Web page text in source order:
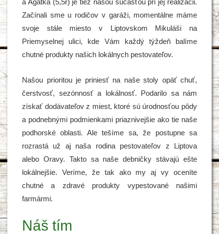
a Agátka (5,5r) je tiež našou súčasťou pri jej realizácii.
Začínali sme u rodičov v garáži, momentálne máme
svoje stále miesto v Liptovskom Mikuláši na
Priemyselnej ulici, kde Vám každý týždeň balíme
chutné produkty našich lokálnych pestovateľov.
Našou prioritou je priniesť na naše stoly opäť chuť,
čerstvosť, sezónnosť a lokálnosť. Podarilo sa nám
získať dodávateľov z miest, ktoré sú úrodnosťou pôdy
a podnebnými podmienkami priaznivejšie ako tie naše
podhorské oblasti. Ale tešíme sa, že postupne sa
rozrastá už aj naša rodina pestovateľov z Liptova
alebo Oravy. Takto sa naše debničky stávajú ešte
lokálnejšie. Veríme, že tak ako my aj vy oceníte
chutné a zdravé produkty vypestované našimi
farmármi.
Náš tím